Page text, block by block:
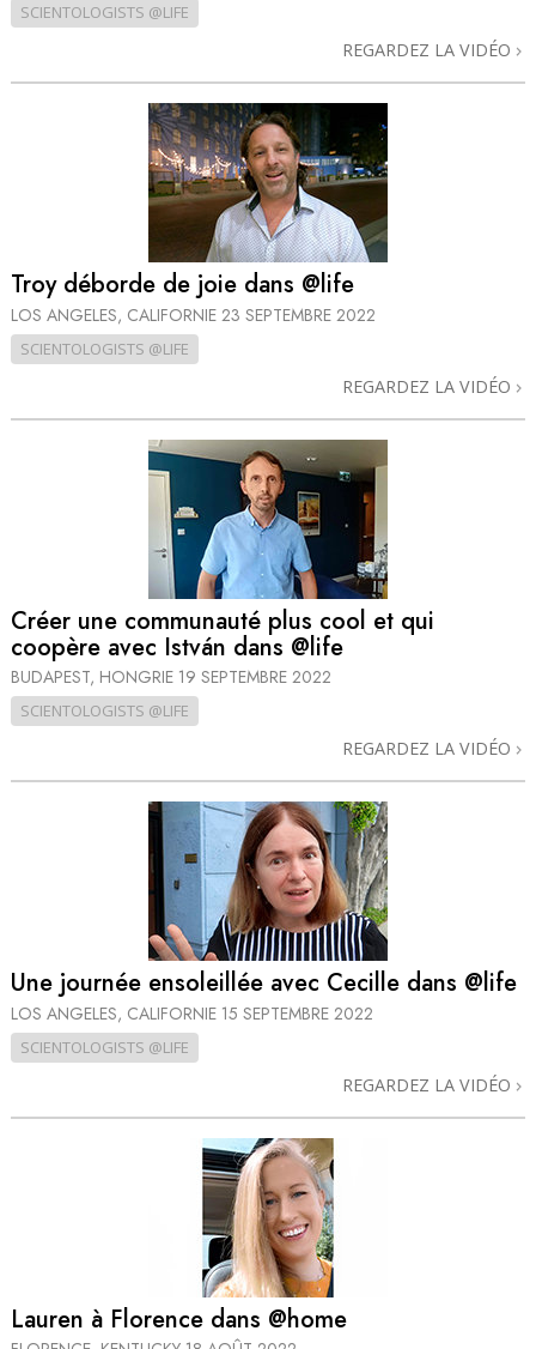
SCIENTOLOGISTS @LIFE
REGARDEZ LA VIDÉO
Troy déborde de joie dans @life
LOS ANGELES, CALIFORNIE 23 SEPTEMBRE 2022
SCIENTOLOGISTS @LIFE
REGARDEZ LA VIDÉO
Créer une communauté plus cool et qui
coopère avec István dans @life
BUDAPEST, HONGRIE 19 SEPTEMBRE 2022
SCIENTOLOGISTS @LIFE
REGARDEZ LA VIDÉO
Une journée ensoleillée avec Cecille dans @life
LOS ANGELES, CALIFORNIE 15 SEPTEMBRE 2022
SCIENTOLOGISTS @LIFE
REGARDEZ LA VIDÉO
Lauren à Florence dans @home